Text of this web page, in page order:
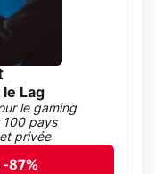
le Lag
le gaming
100 pays
privée
87%